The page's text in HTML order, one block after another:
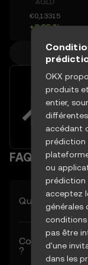
AGLD
€0,13315
+0,06 %
FAQ
Quel est le
Combien
?
OKX
produits
entier,
accédant
prédiction
ou
prédiction
acceptez
générales
pas être
d'une
dans les